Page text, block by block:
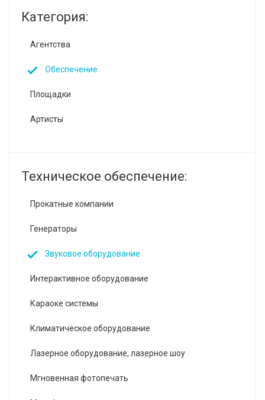
Категория:
Агентства
Обеспечение
Площадки
Артисты
Техническое обеспечение:
Прокатные компании
Генераторы
Звуковое оборудование
Интерактивное оборудование
Караоке системы
Климатическое оборудование
Лазерное оборудование, лазерное шоу
Мгновенная фотопечать